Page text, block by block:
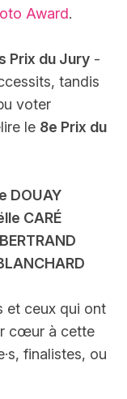
Award.
Prix du Jury -
tandis
voter
le 8e Prix du
DOUAY
CARÉ
et ceux qui ont
cœur à cette
finalistes, ou